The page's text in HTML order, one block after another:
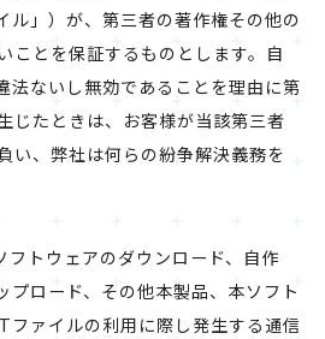
」）が、第三者の著作権その他の
ことを保証するものとします。自
ないし無効であることを理由に第
じたときは、お客様が当該第三者
い、弊社は何らの紛争解決義務を
フトウェアのダウンロード、自作
ロード、その他本製品、本ソフト
ァイルの利用に際し発生する通信